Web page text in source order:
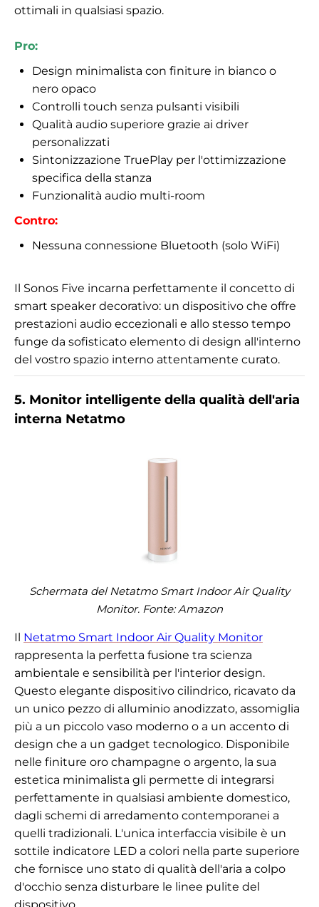
ottimali in qualsiasi spazio.
Pro:
Design minimalista con finiture in bianco o
nero opaco
Controlli touch senza pulsanti visibili
Qualità audio superiore grazie ai driver
personalizzati
Sintonizzazione TruePlay per l'ottimizzazione
specifica della stanza
Funzionalità audio multi-room
Contro:
Nessuna connessione Bluetooth (solo WiFi)
Il Sonos Five incarna perfettamente il concetto di
smart speaker decorativo: un dispositivo che offre
prestazioni audio eccezionali e allo stesso tempo
funge da sofisticato elemento di design all'interno
del vostro spazio interno attentamente curato.
5. Monitor intelligente della qualità dell'aria
interna Netatmo
Schermata del Netatmo Smart Indoor Air Quality
Monitor. Fonte:Amazon
Il Netatmo Smart Indoor Air Quality Monitor
rappresenta la perfetta fusione tra scienza
ambientale e sensibilità per l'interior design.
Questo elegante dispositivo cilindrico, ricavato da
un unico pezzo di alluminio anodizzato, assomiglia
più a un piccolo vaso moderno o a un accento di
design che a un gadget tecnologico. Disponibile
nelle finiture oro champagne o argento, la sua
estetica minimalista gli permette di integrarsi
perfettamente in qualsiasi ambiente domestico,
dagli schemi di arredamento contemporanei a
quelli tradizionali. L'unica interfaccia visibile è un
sottile indicatore LED a colori nella parte superiore
che fornisce uno stato di qualità dell'aria a colpo
d'occhio senza disturbare le linee pulite del
dispositivo.